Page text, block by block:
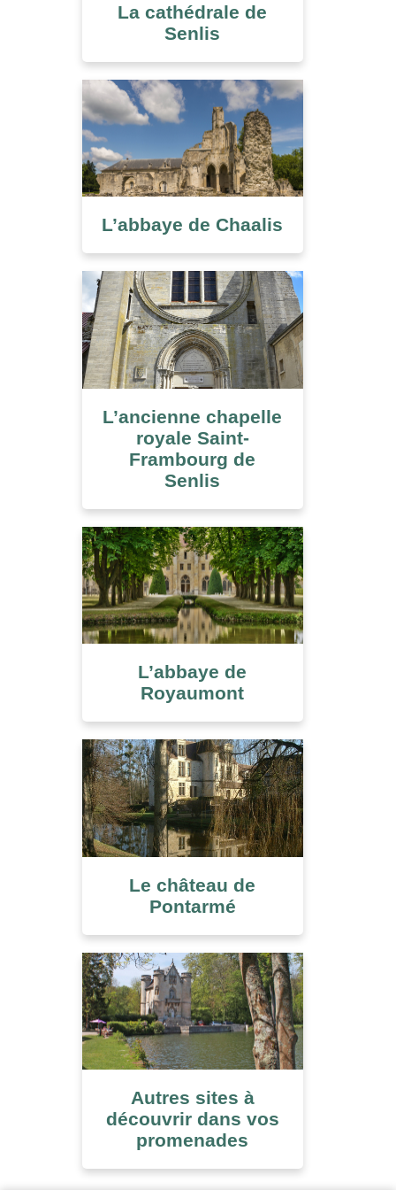
La cathédrale de
Senlis
L’abbaye de Chaalis
L’ancienne chapelle
royale Saint-
Frambourg de
Senlis
L’abbaye de
Royaumont
Le château de
Pontarmé
Autres sites à
découvrir dans vos
promenades